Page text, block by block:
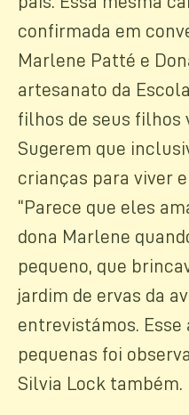
confirmada em
Marlene Patté e
artesanato da
filhos de seus filhos
Sugerem que
crianças para viver
“Parece que eles
dona Marlene
pequeno, que
jardim de ervas da
entrevistámos. Esse
pequenas foi
Silvia Lock também.